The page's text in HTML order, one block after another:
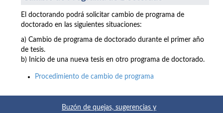
El doctorando podrá solicitar cambio de programa de
doctorado en las siguientes situaciones:
a) Cambio de programa de doctorado durante el primer año
de tesis.
b) Inicio de una nueva tesis en otro programa de doctorado.
Procedimiento de cambio de programa
Buzón de quejas, sugerencias y